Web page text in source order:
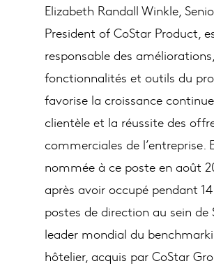
Elizabeth Randall Winkle,
President of CoStar Product,
responsable des améliorations,
fonctionnalités et outils du
favorise la croissance
clientèle et la réussite des
commerciales de l’entreprise.
nommée à ce poste en août
après avoir occupé pendant
postes de direction au sein de
leader mondial du
hôtelier, acquis par CoStar